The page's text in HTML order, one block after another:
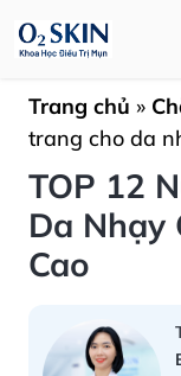
Trang chủ »
trang cho da
TOP 12
Da Nhạy
Cao